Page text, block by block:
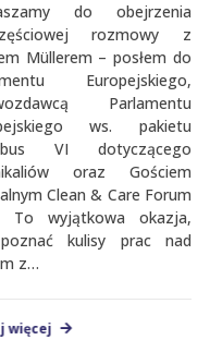
do obejrzenia
rozmowy z
Müllerem – posłem do
Europejskiego,
Parlamentu
ws. pakietu
VI dotyczącego
oraz Gościem
Clean & Care Forum
wyjątkowa okazja,
kulisy prac nad